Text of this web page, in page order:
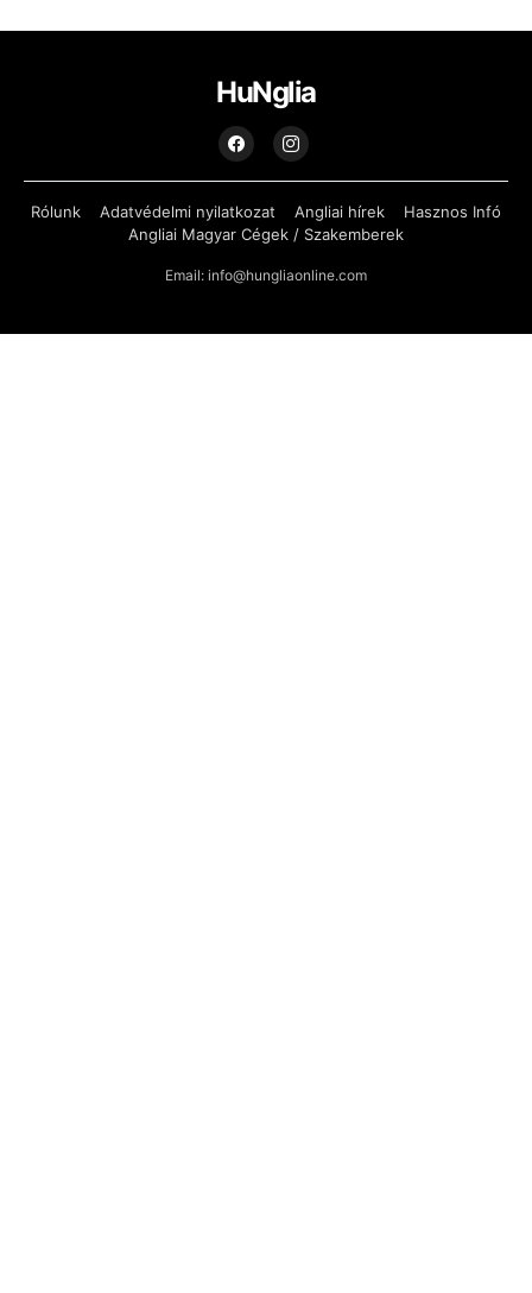
HuNglia
Rólunk Adatvédelmi nyilatkozat Angliai hírek
Hasznos Infó
Angliai Magyar Cégek / Szakemberek
Email: info@hungliaonline.com